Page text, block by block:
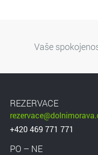
Vaše
REZERVACE
+420 469 771 771
PO – NE